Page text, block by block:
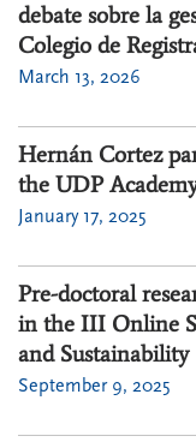
debate sobre la
Colegio de
March 13, 2026
Hernán Cortez
the UDP
January 17, 2025
Pre-doctoral
in the III Online
and Sustainability
September 9, 2025